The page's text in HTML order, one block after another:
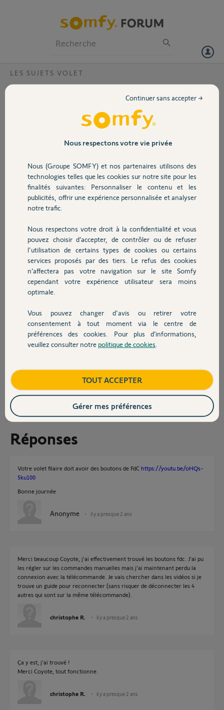
Volet
Sécurité
Domotique
Chauffage
Autres produits
Devis avec un pro
Contact
LES SUJETS VOLET
Réglage capteur fin de course de volet
Bonjour,
Un volet roulant (année 2010 mais
je ne connais pas le modèle)
L'arrêt en position basse
fonctionne correctement.
Le volet a une commande filaire
(voir photo) et une télécommande
qui commande également 4 autres
résoud mon problème : l'appui sur
les boutons montée et descente en
même temps ne génère pas le petit mouvement d'aller et retour.
Je vois qu'il y a un bouton marque PROG à l'intérieur de la
commande filaire mais ne je sais pas à quel moment m'en servir.
Auriez-vous une solution ?
Merci,
christophe R.
Participer au fil de discussion
Réponses
Votre volet filaire doit avoir des boutons de FdC https://youtu.be/oHQs-
5ku100
Bonne journée
Anonyme il y a presque 2 ans
Merci beaucoup Coyote, j'ai effectivement trouvé les boutons fdc. J'ai pu
les régler sur les commandes manuelles mais j'ai maintenant perdu la
connexion avec la télécommande. Je vais chercher dans les vidéos si je
trouve un guide pour reconnecter (sans risquer de déconnecter les 4
autres qui sont sur la même télécommande).
christophe R. il y a presque 2 ans
Ça y est, j'ai trouvé !
Merci Coyote, tout fonctionne.
christophe R. il y a presque 2 ans
Nous respectons votre vie privée
Nous (Groupe SOMFY) et nos partenaires utilisons des
technologies telles que les cookies sur notre site pour les
finalités suivantes: Personnaliser le contenu et les
publicités, offrir une expérience personnalisée et analyser
notre trafic.
Nous respectons votre droit à la confidentialité et vous
pouvez choisir d’accepter, de contrôler ou de refuser
l'utilisation de certains types de cookies ou certains
services proposés par des tiers. Le refus des cookies
n’affectera pas votre navigation sur le site Somfy
cependant votre expérience utilisateur sera moins
optimale.
Vous pouvez changer d'avis ou retirer votre
consentement à tout moment via le centre de
préférences des cookies. Pour plus d’informations,
veuillez consulter notre politique de cookies
Continuer sans accepter →
TOUT ACCEPTER
Gérer mes préférences